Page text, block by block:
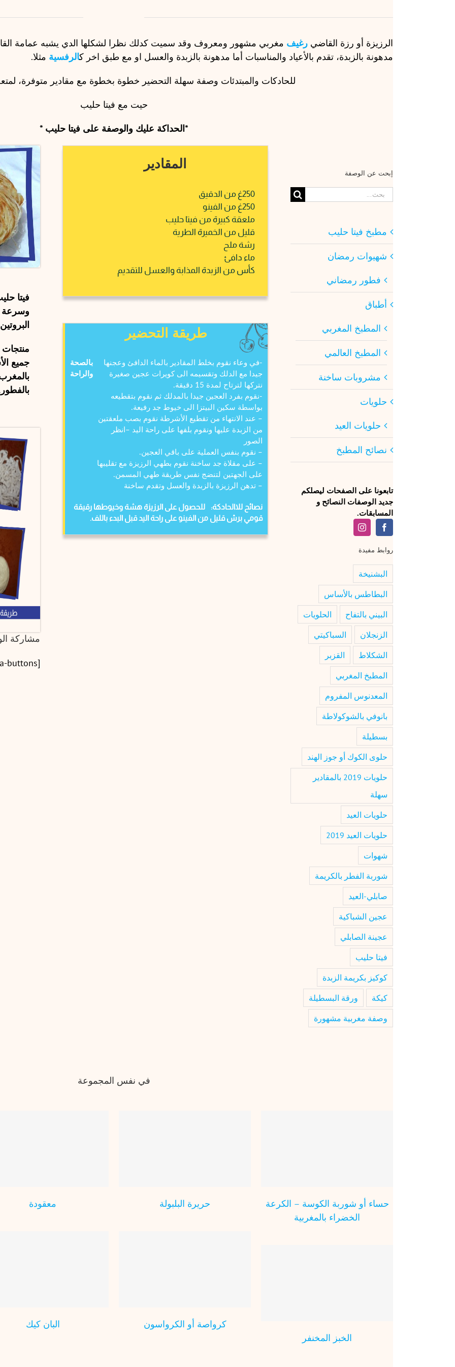
الرزيزة أو رزة القاضي رغيف مغربي مشهور ومعروف وقد سميت كدلك نظرا لشكلها الدي يشبه عمامة
مدهونة بالزبدة، تقدم بالأعياد والمناسبات أما مدهونة بالزبدة والعسل او مع طبق اخر كالرفسية مثلا.
للحادكات والمبتدئات وصفة سهلة التحضير خطوة بخطوة مع مقادير متوفرة،
حيت مع فيتا حليب
*الحداكة عليك والوصفة على فيتا حليب *
إبحت عن الوصفة
البحث
مطبخ فيتا حليب
شهيوات رمضان
فطور رمضاني
أطباق
المطبخ المغربي
المطبخ العالمي
مشروبات ساخنة
حلويات
حلويات العيد
نصائح المطبخ
تابعونا على الصفحات ليصلكم
جديد الوصفات النصائح و
المسابقات.
روابط مفيدة
البشنيخة
البطاطس بالأساس
البيني بالتفاح
الحلويات
الزنجلان
السباكيتي
الشكلاط
القزبر
المطبخ المغربي
المعدنوس المفروم
بانوفي بالشوكولاطة
بسطيلة
حلوى الكوك أو جوز الهند
حلويات 2019 بالمقادير
سهلة
حلويات العيد
حلويات العيد 2019
شهوات
شوربة الفطر بالكريمة
صابلي-العيد
عجين الشباكية
عجينة الصابلي
فيتا حليب
كوكيز بكريمة الزبدة
كيكة
ورقة البسطيلة
وصفة مغربية مشهورة
المقادير
250غ من الدقيق
250غ من الفينو
ملعقة كبيرة من فيتا حليب
قليل من الخميرة الطرية
رشة ملح
ماء دافئ
كأس من الزبدة المذابة والعسل للتقديم
طريقة التحضير
-في وعاء نقوم بخلط المقادير بالماء الدافئ وعجنها
جيدا مع الدلك وتقسيمه الى كويرات عجين صغيرة
نتركها لترتاح لمدة 15 دقيقة.
-نقوم بفرد العجين جيدا بالمدلك ثم نقوم بتقطيعه
بواسطة سكين البيتزا الى خيوط جد رفيعة.
– عند الانتهاء من تقطيع الأشرطة نقوم بصب ملعقتين
من الزبدة عليها ونقوم بلفها على راحة اليد –انظر
الصور
– نقوم بنفس العملية على باقي العجين.
– على مقلاة جد ساخنة نقوم بطهي الرزيزة مع تقليبها
على الجهتين لتنضج نفس طريقة طهي المسمن.
– تدهن الرزيزة بالزبدة والعسل وتقدم ساخنة
بالصحة
والراحة
نصائح للاالحادكة:
للحصول على الرزيزة هشة وخيوطها رقيقة
قومي برش قليل من الفينو على راحة اليد قبل البدء باللف.
فيتا
وسرعة
منتجات
جميع
مشاركة
[ssba-buttons]
في نفس المجموعة
حساء أو شوربة الكوسة – الكرعة
الخضراء بالمغربية
حريرة البلبولة معقودة
كرواصة أو الكرواسون البان كيك
الخبز المخنفر